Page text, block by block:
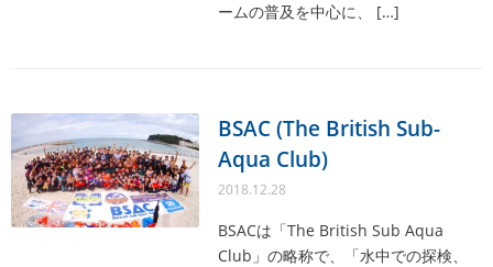
ームの普及を中心に、 […]
BSAC (The British Sub-
Aqua Club)
BSACは「The British Sub Aqua
Club」の略称で、「水中での探検、
2018.12.28